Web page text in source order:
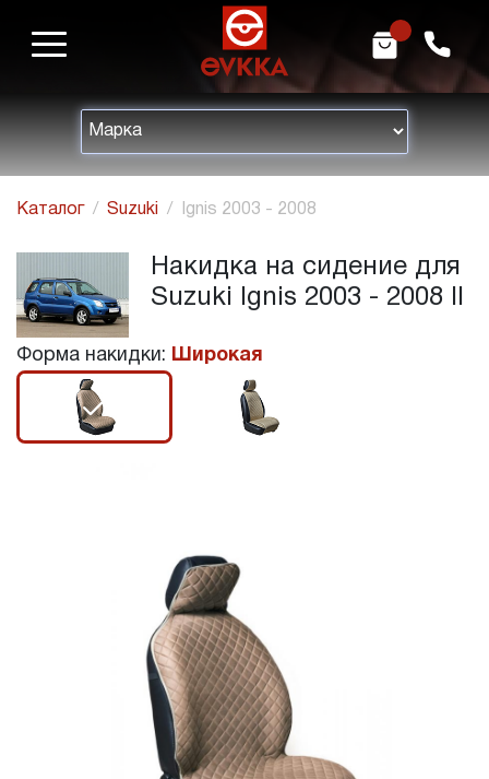
h m
Каталог Suzuki Ignis 2003 - 2008
Накидка на сидение для
Suzuki Ignis 2003 - 2008 II
Форма накидки: Широкая
r